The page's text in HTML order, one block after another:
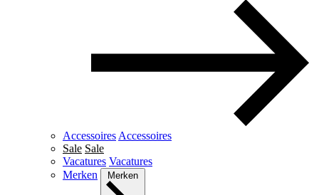
Accessoires Accessoires
Sale Sale
Vacatures Vacatures
Merken
Merken